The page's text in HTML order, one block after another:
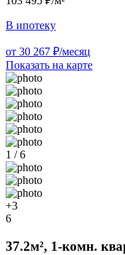
В ипотеку
от 30 267 ₽/месяц
Показать на карте
1 / 6
+3
6
37.2м², 1-комн.